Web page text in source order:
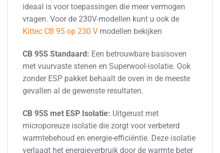
ideaal is voor toepassingen die meer vermogen
vragen. Voor de 230V-modellen kunt u ook de
Kittec CB 95 op 230 V modellen bekijken
CB 95S Standaard: Een betrouwbare basisoven
met vuurvaste stenen en Superwool-isolatie. Ook
zonder ESP pakket behaalt de oven in de meeste
gevallen al de gewenste resultaten.
CB 95S met ESP Isolatie: Uitgerust met
microporeuze isolatie die zorgt voor verbeterd
warmtebehoud en energie-efficiëntie. Deze isolatie
verlaagt het energieverbruik door de warmte beter